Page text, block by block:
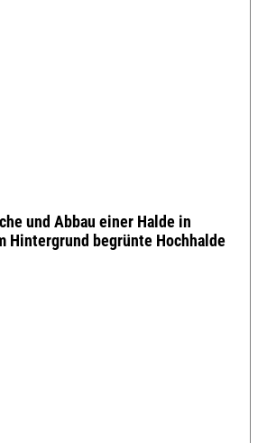
und Abbau einer Halde in
Hintergrund begrünte Hochhalde